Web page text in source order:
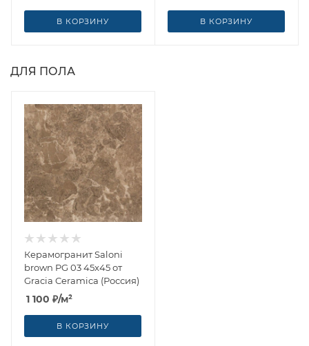
В КОРЗИНУ В КОРЗИНУ
ДЛЯ ПОЛА
Керамогранит Saloni
brown PG 03 45x45 от
Gracia Ceramica (Россия)
1 100 ₽/м²
В КОРЗИНУ